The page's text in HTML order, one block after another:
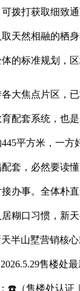
拨打获取细致
天然相融的栖
的标准规划，区
焦点片区，已
配套系统，也
平方米，一方
套，必然要读
办事。全体朴
糊口习惯，新
半山墅营销核
售楼处
☎️（售楼处认证